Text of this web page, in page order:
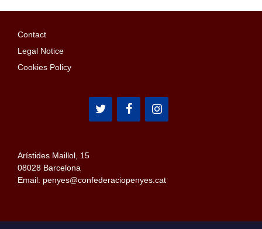
Contact
Legal Notice
Cookies Policy
Arístides Maillol, 15
08028 Barcelona
Email: penyes@confederaciopenyes.cat